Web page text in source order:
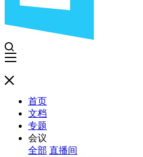
首页
文档
专题
会议
全部 直播间